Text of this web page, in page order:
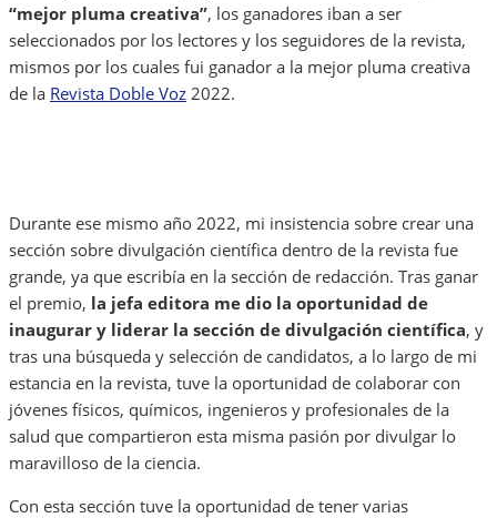
“mejor pluma creativa”, los ganadores iban a ser
seleccionados por los lectores y los seguidores de la revista,
mismos por los cuales fui ganador a la mejor pluma creativa
de la Revista Doble Voz 2022.
Durante ese mismo año 2022, mi insistencia sobre crear una
sección sobre divulgación científica dentro de la revista fue
grande, ya que escribía en la sección de redacción. Tras ganar
el premio, la jefa editora me dio la oportunidad de
inaugurar y liderar la sección de divulgación científica, y
tras una búsqueda y selección de candidatos, a lo largo de mi
estancia en la revista, tuve la oportunidad de colaborar con
jóvenes físicos, químicos, ingenieros y profesionales de la
salud que compartieron esta misma pasión por divulgar lo
maravilloso de la ciencia.
Con esta sección tuve la oportunidad de tener varias